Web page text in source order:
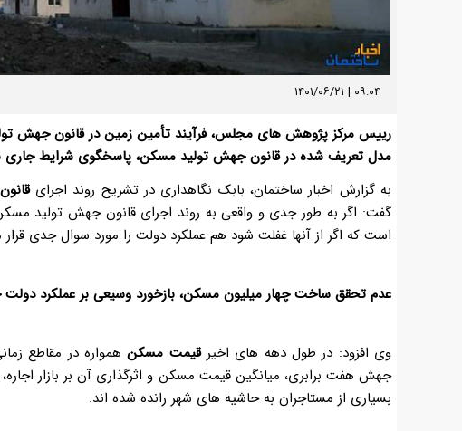
۰۹:۰۴ | ۱۴۰۱/۰۶/۲۱
رییس مرکز پژوهش های مجلس، فرآیند تأمین زمین در قانون جهش
مدل تعریف شده در قانون جهش تولید مسکن، پاسخگوی شرایط جاری
به گزارش اخبار ساختمان، بابک نگاهداری در تشریح روند اجرای
گفت: اگر به طور جدی و واقعی به روند اجرای قانون جهش تولید
است که اگر از آنها غفلت شود هم عملکرد دولت را مورد سوال جدی
عدم تحقق ساخت چهار میلیون مسکن، بازخورد وسیعی بر عملکرد
وی افزود: در طول دهه های اخیرقیمت مسکن
جهش هفت برابری، میانگین قیمت مسکن و اثرگذاری آن بر بازار
بسیاری از مستاجران به حاشیه های شهر رانده شده اند.